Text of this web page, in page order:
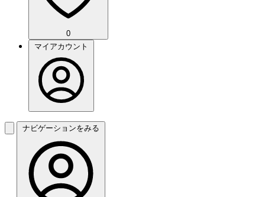
0
マイアカウント
ナビゲーションをみる